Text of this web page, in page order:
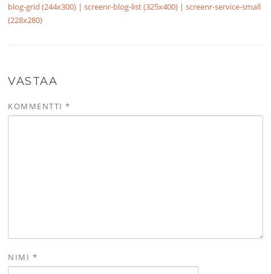
blog-grid (244x300) |screenr-blog-list (325x400) |screenr-service-small
(228x280)
VASTAA
KOMMENTTI*
NIMI *